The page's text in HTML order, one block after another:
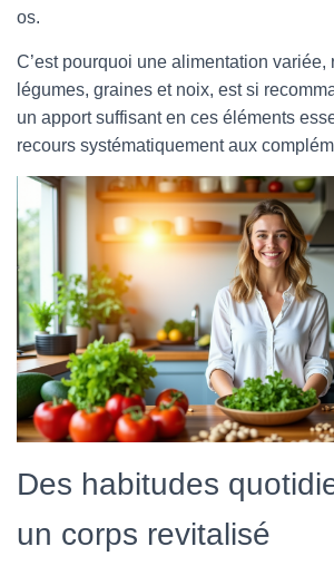
os.
C’est pourquoi une alimentation variée,
légumes, graines et noix, est si
un apport suffisant en ces éléments
recours systématiquement aux
Des habitudes
un corps revitalisé